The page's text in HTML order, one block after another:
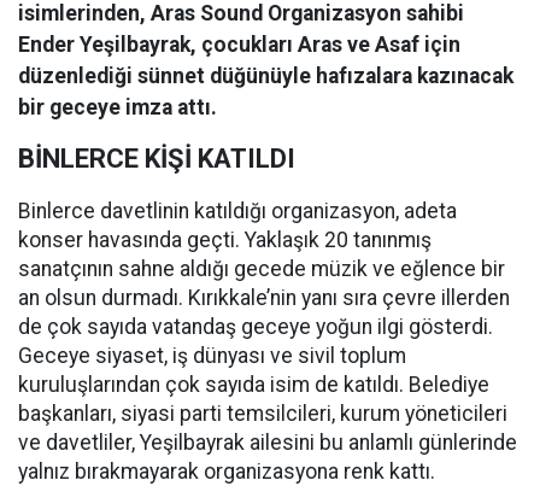
isimlerinden, Aras Sound Organizasyon sahibi
Ender Yeşilbayrak, çocukları Aras ve Asaf için
düzenlediği sünnet düğünüyle hafızalara kazınacak
bir geceye imza attı.
BİNLERCE KİŞİ KATILDI
Binlerce davetlinin katıldığı organizasyon, adeta
konser havasında geçti. Yaklaşık 20 tanınmış
sanatçının sahne aldığı gecede müzik ve eğlence bir
an olsun durmadı. Kırıkkale’nin yanı sıra çevre illerden
de çok sayıda vatandaş geceye yoğun ilgi gösterdi.
Geceye siyaset, iş dünyası ve sivil toplum
kuruluşlarından çok sayıda isim de katıldı. Belediye
başkanları, siyasi parti temsilcileri, kurum yöneticileri
ve davetliler, Yeşilbayrak ailesini bu anlamlı günlerinde
yalnız bırakmayarak organizasyona renk kattı.